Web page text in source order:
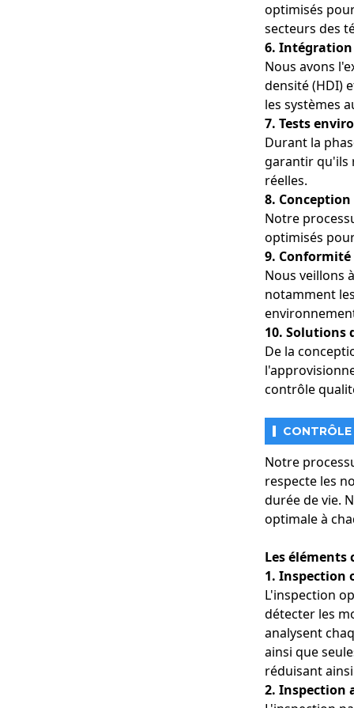
optimisés
secteurs des
6. Intégration
Nous avons
densité (HDI)
les systèmes
7. Tests
Durant la
garantir qu'ils
réelles.
8.
Notre
optimisés
9.
Nous veillons
notamment
10. Solutions
De la
contrôle
Notre
respecte les
durée de vie.
optimale à
Les éléments
1. Inspection
L'inspection
détecter les
analysent
ainsi que
réduisant
2. Inspection